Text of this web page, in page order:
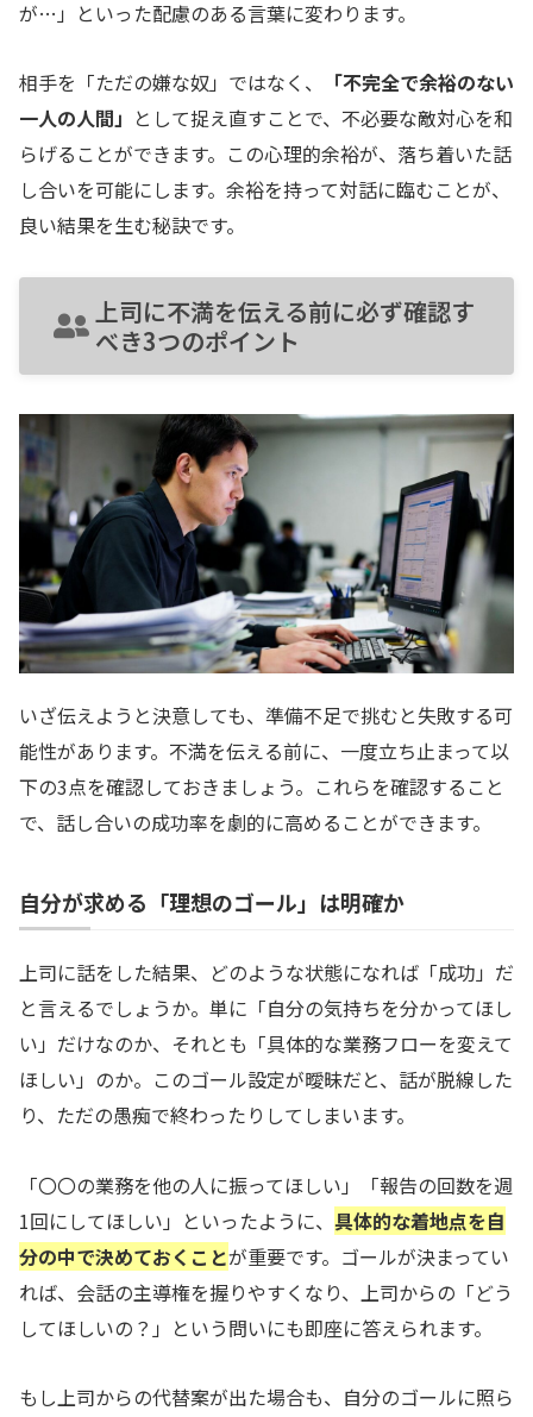
が…」といった配慮のある言葉に変わります。
相手を「ただの嫌な奴」ではなく、
「不完全で余裕のない
一人の人間」 として捉え直すことで、不必要な敵対心を和
らげることができます。この心理的余裕が、落ち着いた話
し合いを可能にします。余裕を持って対話に臨むことが、
良い結果を生む秘訣です。
上司に不満を伝える前に必ず確認す
べき3つのポイント
いざ伝えようと決意しても、準備不足で挑むと失敗する可
能性があります。不満を伝える前に、一度立ち止まって以
下の3点を確認しておきましょう。これらを確認すること
で、話し合いの成功率を劇的に高めることができます。
自分が求める「理想のゴール」は明確か
上司に話をした結果、どのような状態になれば「成功」だ
と言えるでしょうか。単に「自分の気持ちを分かってほし
い」だけなのか、それとも「具体的な業務フローを変えて
ほしい」のか。このゴール設定が曖昧だと、話が脱線した
り、ただの愚痴で終わったりしてしまいます。
「〇〇の業務を他の人に振ってほしい」「報告の回数を週
1回にしてほしい」といったように、 具体的な着地点を自
分の中で決めておくことが重要です。ゴールが決まってい
れば、会話の主導権を握りやすくなり、上司からの「どう
してほしいの？」という問いにも即座に答えられます。
もし上司からの代替案が出た場合も、自分のゴールに照ら